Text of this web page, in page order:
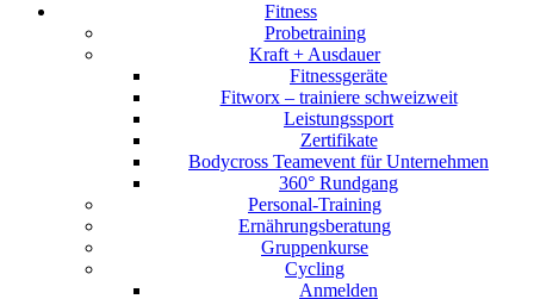
Fitness
Probetraining
Kraft + Ausdauer
Fitnessgeräte
Fitworx – trainiere schweizweit
Leistungssport
Zertifikate
Bodycross Teamevent für Unternehmen
360° Rundgang
Personal-Training
Ernährungsberatung
Gruppenkurse
Cycling
Anmelden